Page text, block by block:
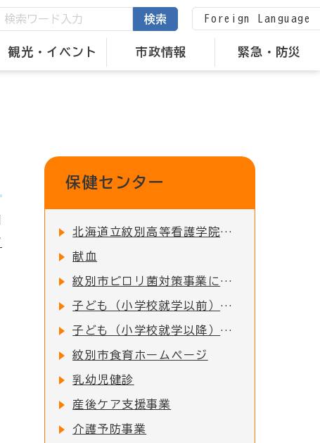
観光・イベント 市政情報 緊急・防災
検索 Foreign Language
保健センター
北海道立紋別高等看護学院について
献血
紋別市ピロリ菌対策事業について
子ども（小学校就学以前）の予防接種
子ども（小学校就学以降）の予防接種
紋別市食育ホームページ
乳幼児健診
産後ケア支援事業
介護予防事業